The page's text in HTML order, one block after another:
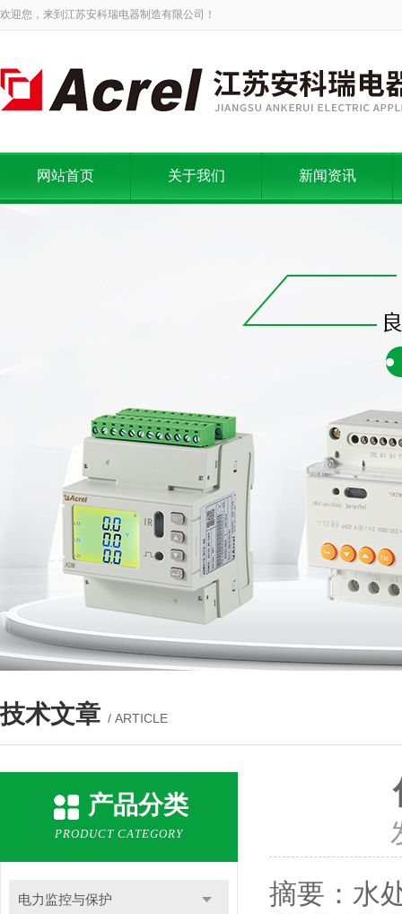
欢迎您，来到江苏安科瑞电器制造有限公司！
网站首页 关于我们 新闻资讯
技术文章 / ARTICLE
产品分类
PRODUCT CATEGORY
电力监控与保护
摘要：水